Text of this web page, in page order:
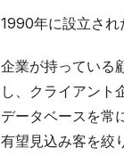
1990年に設立され
企業が持っている
し、クライアント
データベースを常
有望見込み客を絞